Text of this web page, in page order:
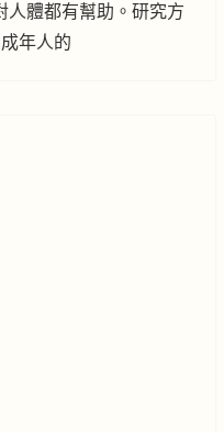
人體都有幫助。研究方
年人的